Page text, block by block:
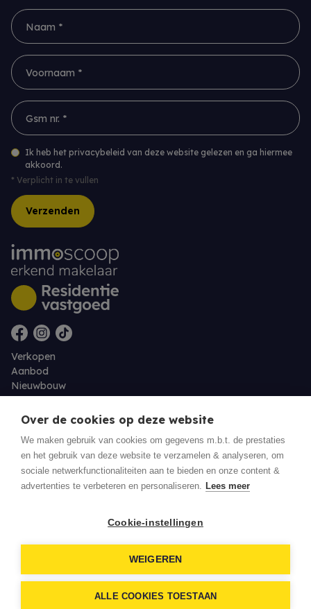
Naam *
Voornaam *
Gsm nr. *
Ik heb het privacybeleid van deze website gelezen en ga hiermee
akkoord.
* Verplicht in te vullen
Verzenden
Verkopen
Aanbod
Nieuwbouw
Over ons
Contact
Eigenaarslogin
Over de cookies op deze website
We maken gebruik van cookies om gegevens m.b.t. de prestaties
en het gebruik van deze website te verzamelen & analyseren, om
sociale netwerkfunctionaliteiten aan te bieden en onze content &
advertenties te verbeteren en personaliseren. Lees meer
Cookie-instellingen
WEIGEREN
ALLE COOKIES TOESTAAN